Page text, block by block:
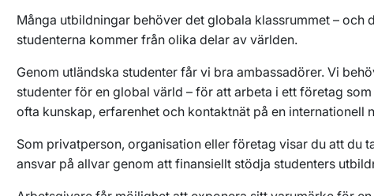
Många utbildningar behöver det globala klassrummet – och
studenterna kommer från olika delar av världen.
Genom utländska studenter får vi bra ambassadörer. Vi
studenter för en global värld – för att arbeta i ett företag
ofta kunskap, erfarenhet och kontaktnät på en internationell
Som privatperson, organisation eller företag visar du att du
ansvar på allvar genom att finansiellt stödja studenters